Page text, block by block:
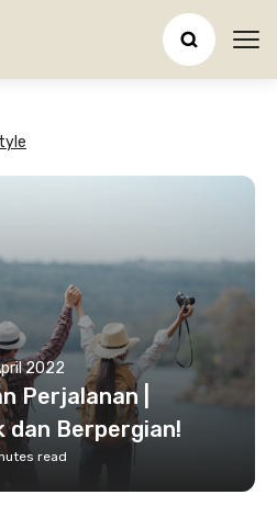
2022
Perjalanan |
dan Berpergian!
read